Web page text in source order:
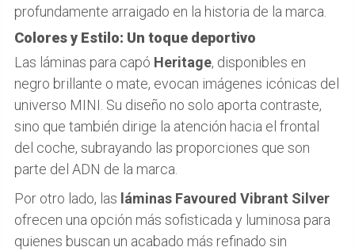
profundamente arraigado en la historia de la marca.
Colores y Estilo: Un toque deportivo
Las láminas para capó Heritage, disponibles en
negro brillante o mate, evocan imágenes icónicas del
universo MINI. Su diseño no solo aporta contraste,
sino que también dirige la atención hacia el frontal
del coche, subrayando las proporciones que son
parte del ADN de la marca.
Por otro lado, las láminas Favoured Vibrant Silver
ofrecen una opción más sofisticada y luminosa para
quienes buscan un acabado más refinado sin